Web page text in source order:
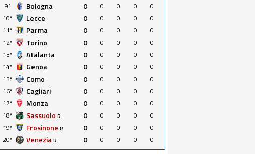
9º
Bologna 0 0 0 0
0
10º
Lecce 0 0 0 0
0
11º
Parma 0 0 0 0
0
12º
Torino 0 0 0 0
0
13º
Atalanta 0 0 0 0
0
14º
Genoa 0 0 0 0
0
15º
Como 0 0 0 0
0
16º
Cagliari 0 0 0 0
0
17º
Monza 0 0 0 0
0
18º
Sassuolo R 0 0 0 0
0
19º
Frosinone R 0 0 0 0
0
20º
Venezia R 0 0 0 0 0